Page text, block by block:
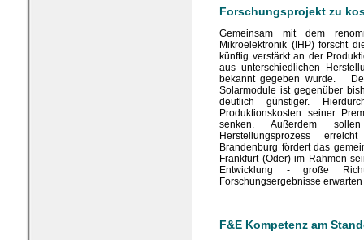
Forschungsprojekt zu
Gemeinsam mit dem
Mikroelektronik (IHP) forscht
künftig verstärkt an der
aus unterschiedlichen
bekannt gegeben wurde.
Solarmodule ist gegenüber
deutlich günstiger.
Produktionskosten seiner
senken. Außerdem
Herstellungsprozess
Brandenburg fördert das
Frankfurt (Oder) im Rahmen
Entwicklung - große
Forschungsergebnisse
F&E Kompetenz am